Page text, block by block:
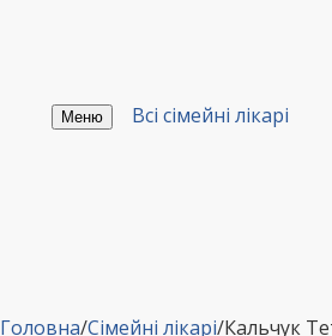
Меню Всі сімейні лікарі
Головна/Сімейні лікарі/Кальчук